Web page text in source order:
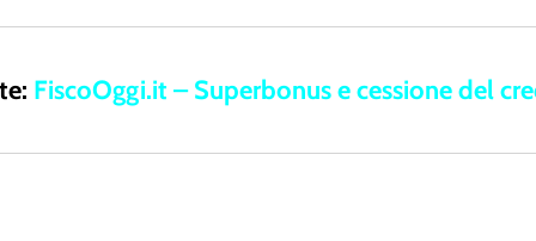
FiscoOggi.it – Superbonus e cessione del